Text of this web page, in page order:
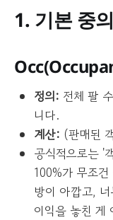
1. 기본 중
Occ(
정의: 전체 팔
니다.
계산: (판매된
공식적으로는 '
100%가 무조
방이 아깝고,
이익을 놓친 게